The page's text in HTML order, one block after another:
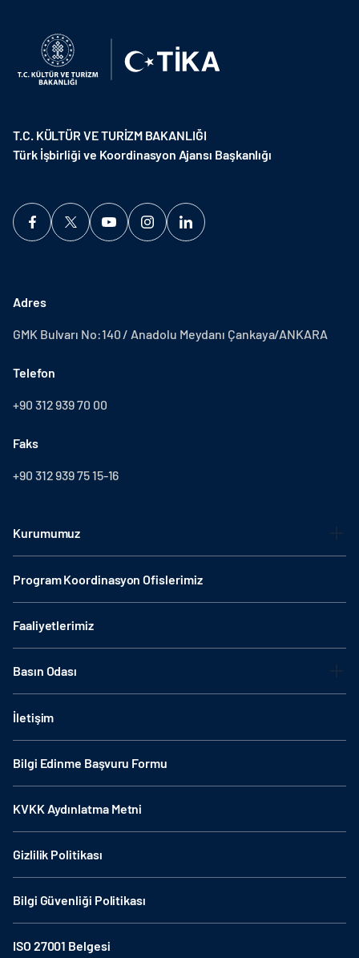
T.C. KÜLTÜR VE TURİZM BAKANLIĞI
Türk İşbirliği ve Koordinasyon Ajansı Başkanlığı
Adres
GMK Bulvarı No:140 / Anadolu Meydanı Çankaya/ANKARA
Telefon
+90 312 939 70 00
Faks
+90 312 939 75 15-16
Kurumumuz
Program Koordinasyon Ofislerimiz
Faaliyetlerimiz
Basın Odası
İletişim
Bilgi Edinme Başvuru Formu
KVKK Aydınlatma Metni
Gizlilik Politikası
Bilgi Güvenliği Politikası
ISO 27001 Belgesi